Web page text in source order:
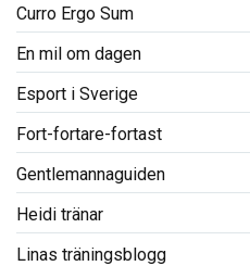
Curro Ergo Sum
En mil om dagen
Esport i Sverige
Fort-fortare-fortast
Gentlemannaguiden
Heidi tränar
Linas träningsblogg